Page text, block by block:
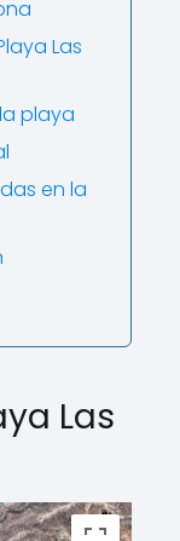
Las
playa
en la
Las